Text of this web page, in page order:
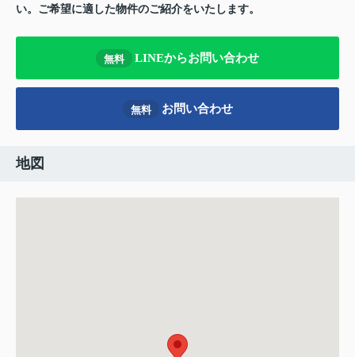
い。ご希望に適した物件のご紹介をいたします。
無料 LINEからお問い合わせ
無料 お問い合わせ
地図